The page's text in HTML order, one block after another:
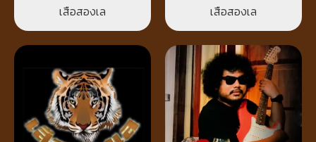
เสือสองเล เสือสองเล